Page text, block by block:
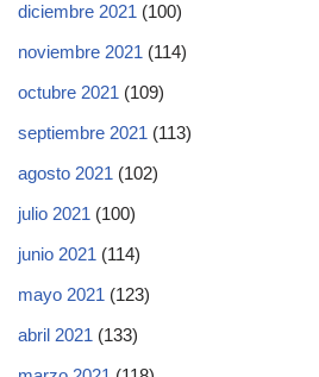
diciembre 2021 (100)
noviembre 2021 (114)
octubre 2021 (109)
septiembre 2021 (113)
agosto 2021 (102)
julio 2021 (100)
junio 2021 (114)
mayo 2021 (123)
abril 2021 (133)